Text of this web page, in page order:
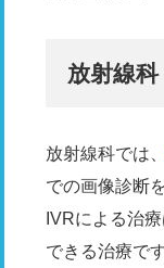
放射線科
放射線科では、
での画像診断
IVRによる治
できる治療で